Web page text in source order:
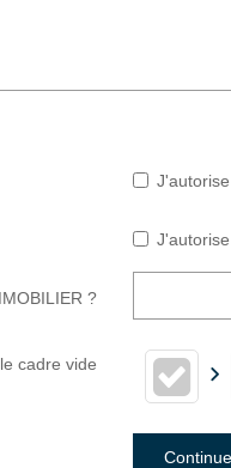
?
cadre vide